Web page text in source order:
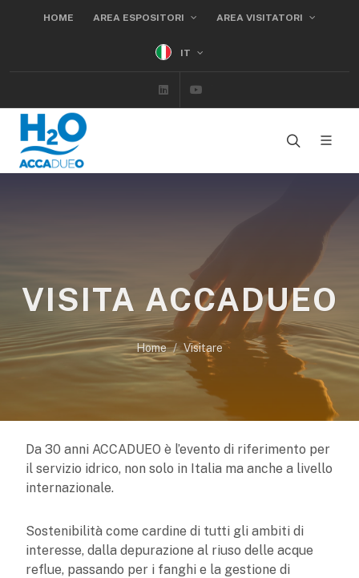
HOME AREA ESPOSITORI AREA VISITATORI
IT
Linkedin
VISITA ACCADUEO
Home Visitare
Da 30 anni ACCADUEO è l’evento di riferimento per
il servizio idrico, non solo in Italia ma anche a livello
internazionale.
Sostenibilità come cardine di tutti gli ambiti di
interesse, dalla depurazione al riuso delle acque
reflue, passando per i fanghi e la gestione di